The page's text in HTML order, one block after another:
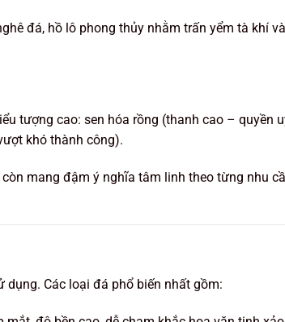
đá, hồ lô phong thủy nhằm trấn yểm tà khí và
tượng cao: sen hóa rồng (thanh cao – quyền
khó thành công).
mang đậm ý nghĩa tâm linh theo từng nhu
Các loại đá phổ biến nhất gồm: